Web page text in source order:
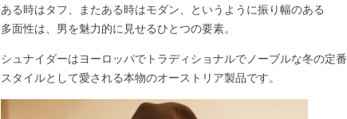
ある時はタフ、またある時はモダン、というように振り幅のある
多面性は、男を魅力的に見せるひとつの要素。
シュナイダーはヨーロッパでトラディショナルでノーブルな冬の定番
スタイルとして愛される本物のオーストリア製品です。